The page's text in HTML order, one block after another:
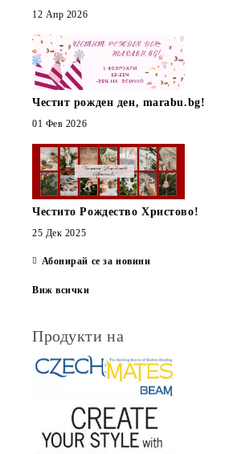
12 Апр 2026
Честит рожден ден, marabu.bg!
01 Фев 2026
Честито Рождество Христово!
25 Дек 2025
Абонирай се за новини
Виж всички
Продукти на